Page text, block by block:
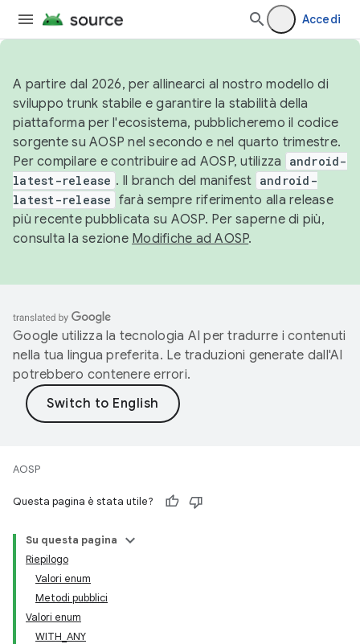
Accedi
A partire dal 2026, per allinearci al nostro modello di
sviluppo trunk stabile e garantire la stabilità della
piattaforma per l'ecosistema, pubblicheremo il codice
sorgente su AOSP nel secondo e nel quarto trimestre.
Per compilare e contribuire ad AOSP, utilizza
android-
latest-release . Il branch del manifest android-
latest-release farà sempre riferimento alla release
più recente pubblicata su AOSP. Per saperne di più,
consulta la sezione Modifiche ad AOSP.
Google utilizza la tecnologia AI per tradurre i contenuti
nella tua lingua preferita. Le traduzioni generate dall'AI
potrebbero contenere errori.
AOSP
Questa pagina è stata utile?
Su questa pagina
Riepilogo
Valori enum
Metodi pubblici
Valori enum
WITH_ANY